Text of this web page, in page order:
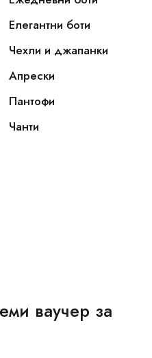
Елегантни боти
Чехли и джапанки
Апрески
Пантофи
Чанти
ваучер за